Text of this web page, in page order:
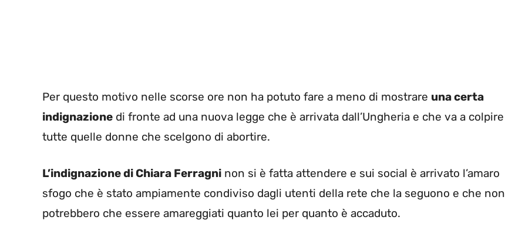
Per questo motivo nelle scorse ore non ha potuto fare a meno di mostrare una certa
indignazione di fronte ad una nuova legge che è arrivata dall’Ungheria e che va a colpire
tutte quelle donne che scelgono di abortire.
L’indignazione di Chiara Ferragni non si è fatta attendere e sui social è arrivato l’amaro
sfogo che è stato ampiamente condiviso dagli utenti della rete che la seguono e che non
potrebbero che essere amareggiati quanto lei per quanto è accaduto.